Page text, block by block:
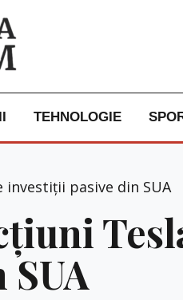
TEHNOLOGIE
pasive din SUA